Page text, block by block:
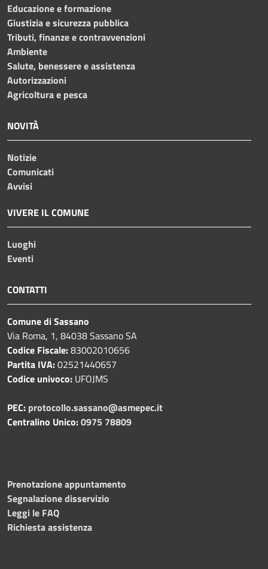
Educazione e formazione
Giustizia e sicurezza pubblica
Tributi, finanze e contravvenzioni
Ambiente
Salute, benessere e assistenza
Autorizzazioni
Agricoltura e pesca
NOVITÀ
Notizie
Comunicati
Avvisi
VIVERE IL COMUNE
Luoghi
Eventi
CONTATTI
Comune di Sassano
Via Roma, 1, 84038 Sassano SA
Codice Fiscale:83002010656
Partita IVA:02521440657
Codice univoco: UFOJMS
PEC: protocollo.sassano@asmepec.it
Centralino Unico:0975 78809
Prenotazione appuntamento
Segnalazione disservizio
Leggi le FAQ
Richiesta assistenza